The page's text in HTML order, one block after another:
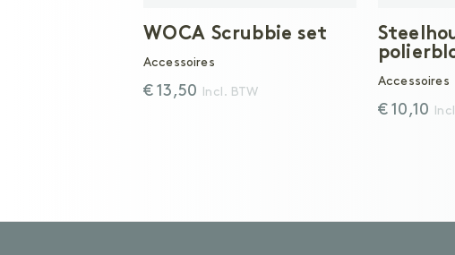
WOCA Scrubbie set
Accessoires
€ 13,50 Incl. BTW
Accessoires
€ 10,10